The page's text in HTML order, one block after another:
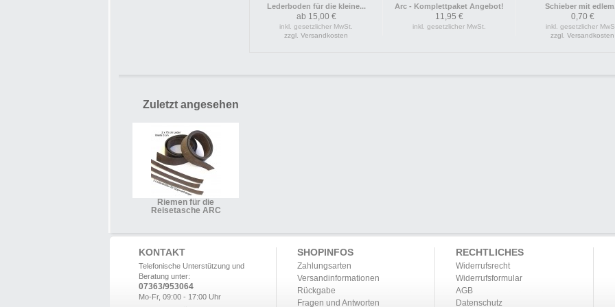
Lederboden für die kleine...
ab 15,00 €
inkl. gesetzlicher MwSt.
zzgl. Versandkosten
Arc - Komplettpaket Angebot!
11,95 €
inkl. gesetzlicher MwSt.
Schieber mit
0,70 €
inkl. gesetzlicher
zzgl. Versandkosten
Zuletzt angesehen
Riemen für die
Reisetasche ARC
KONTAKT
Telefonische Unterstützung und
Beratung unter:
07363/953064
Mo-Fr, 09:00 - 17:00 Uhr
SHOPINFOS
Zahlungsarten
Versandinformationen
Rückgabe
Fragen und Antworten
RECHTLICHES
Widerrufsrecht
Widerrufsformular
AGB
Datenschutz